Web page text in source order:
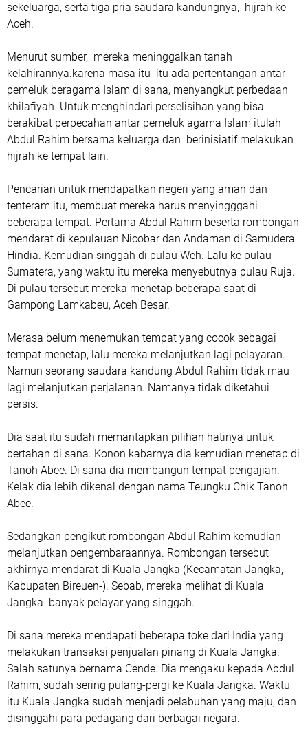
sekeluarga, serta tiga pria saudara kandungnya, hijrah ke
Aceh.
Menurut sumber, mereka meninggalkan tanah
kelahirannya.karena masa itu itu ada pertentangan antar
pemeluk beragama Islam di sana, menyangkut perbedaan
khilafiyah. Untuk menghindari perselisihan yang bisa
berakibat perpecahan antar pemeluk agama Islam itulah
Abdul Rahim bersama keluarga dan berinisiatif melakukan
hijrah ke tempat lain.
Pencarian untuk mendapatkan negeri yang aman dan
tenteram itu, membuat mereka harus menyingggahi
beberapa tempat. Pertama Abdul Rahim beserta rombongan
mendarat di kepulauan Nicobar dan Andaman di Samudera
Hindia. Kemudian singgah di pulau Weh. Lalu ke pulau
Sumatera, yang waktu itu mereka menyebutnya pulau Ruja.
Di pulau tersebut mereka menetap beberapa saat di
Gampong Lamkabeu, Aceh Besar.
Merasa belum menemukan tempat yang cocok sebagai
tempat menetap, lalu mereka melanjutkan lagi pelayaran.
Namun seorang saudara kandung Abdul Rahim tidak mau
lagi melanjutkan perjalanan. Namanya tidak diketahui
persis.
Dia saat itu sudah memantapkan pilihan hatinya untuk
bertahan di sana. Konon kabarnya dia kemudian menetap di
Tanoh Abee. Di sana dia membangun tempat pengajian.
Kelak dia lebih dikenal dengan nama Teungku Chik Tanoh
Abee.
Sedangkan pengikut rombongan Abdul Rahim kemudian
melanjutkan pengembaraannya. Rombongan tersebut
akhirnya mendarat di Kuala Jangka (Kecamatan Jangka,
Kabupaten Bireuen-). Sebab, mereka melihat di Kuala
Jangka banyak pelayar yang singgah.
Di sana mereka mendapati beberapa toke dari India yang
melakukan transaksi penjualan pinang di Kuala Jangka.
Salah satunya bernama Cende. Dia mengaku kepada Abdul
Rahim, sudah sering pulang-pergi ke Kuala Jangka. Waktu
itu Kuala Jangka sudah menjadi pelabuhan yang maju, dan
disinggahi para pedagang dari berbagai negara.